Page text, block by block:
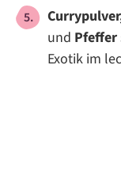
und Pfeffer
Exotik im